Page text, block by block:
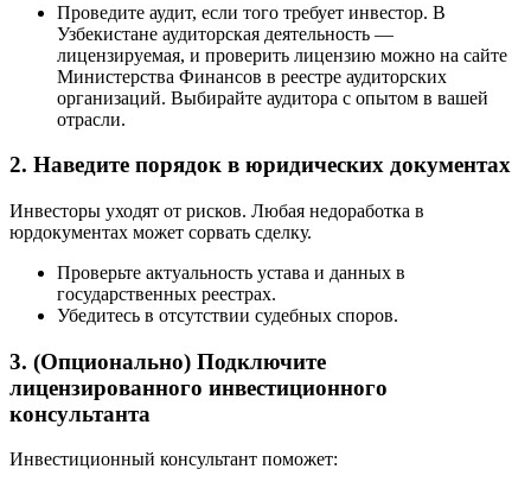
Проведите аудит, если того требует инвестор. В
Узбекистане аудиторская деятельность —
лицензируемая, и проверить лицензию можно на сайте
Министерства Финансов в реестре аудиторских
организаций. Выбирайте аудитора с опытом в вашей
отрасли.
2. Наведите порядок в юридических документах
Инвесторы уходят от рисков. Любая недоработка в
юрдокументах может сорвать сделку.
Проверьте актуальность устава и данных в
государственных реестрах.
Убедитесь в отсутствии судебных споров.
3. (Опционально) Подключите
лицензированного инвестиционного
консультанта
Инвестиционный консультант поможет: